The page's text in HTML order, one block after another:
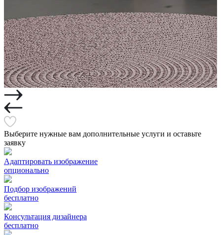
Выберите нужные вам дополнительные услуги и оставьте
заявку
Адаптировать изображение
опционально
Подбор изображений
бесплатно
Консультация дизайнера
бесплатно